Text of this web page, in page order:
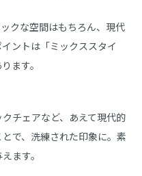
クな空間はもちろん、現代
ントは「ミックススタイ
ます。
チェアなど、あえて現代的
で、洗練された印象に。素
ます。